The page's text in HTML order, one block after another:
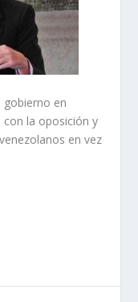
gobierno en
con la oposición y
en vez